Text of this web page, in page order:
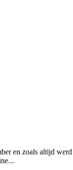
en zoals altijd